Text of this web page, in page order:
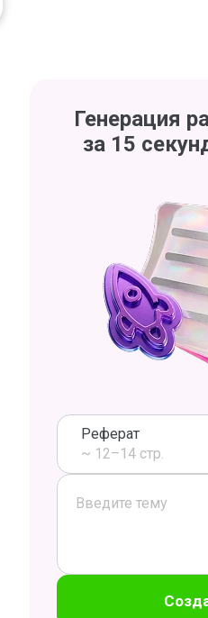
Генерация
за 15
Реферат
~ 12–14 стр.